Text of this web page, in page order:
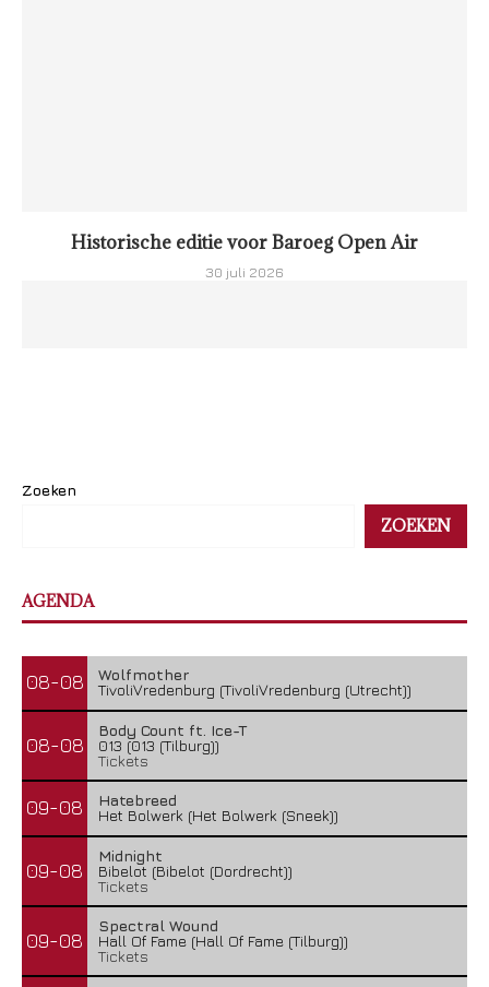
Historische editie voor Baroeg Open Air
30 juli 2026
Killer komt met laatste album naar Nederland
De eerste namen voor Into The Grave zijn...
Zoeken
ZOEKEN
AGENDA
08-08
Wolfmother
TivoliVredenburg (TivoliVredenburg (Utrecht))
08-08
Body Count ft. Ice-T
013 (013 (Tilburg))
Tickets
09-08
Hatebreed
Het Bolwerk (Het Bolwerk (Sneek))
09-08
Midnight
Bibelot (Bibelot (Dordrecht))
Tickets
09-08
Spectral Wound
Hall Of Fame (Hall Of Fame (Tilburg))
Tickets